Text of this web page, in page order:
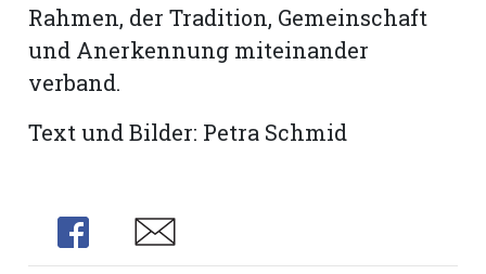
Rahmen, der Tradition, Gemeinschaft
und Anerkennung miteinander
verband.
Text und Bilder: Petra Schmid
Share Share